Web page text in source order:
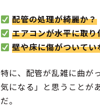
配管の処理が綺麗か？
エアコンが水平に取
壁や床に傷がついてい
特に、配管が乱雑に曲が
気になる」と思うことが
だ。